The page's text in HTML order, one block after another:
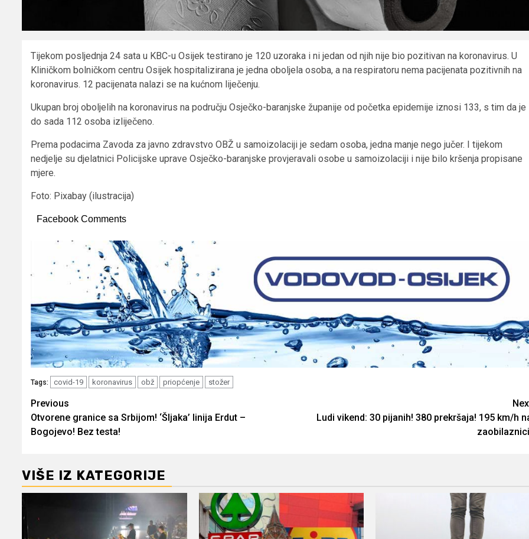
Tijekom posljednja 24 sata u KBC-u Osijek testirano je 120 uzoraka i ni jedan od njih nije bio pozitivan na koronavirus. U
Kliničkom bolničkom centru Osijek hospitalizirana je jedna oboljela osoba, a na respiratoru nema pacijenata pozitivnih na
koronavirus. 12 pacijenata nalazi se na kućnom liječenju.
Ukupan broj oboljelih na koronavirus na području Osječko-baranjske županije od početka epidemije iznosi 133, s tim da je
do sada 112 osoba izliječeno.
Prema podacima Zavoda za javno zdravstvo OBŽ u samoizolaciji je sedam osoba, jedna manje nego jučer. I tijekom
nedjelje su djelatnici Policijske uprave Osječko-baranjske provjeravali osobe u samoizolaciji i nije bilo kršenja propisane
mjere.
Foto: Pixabay (ilustracija)
Facebook Comments
Tags: covid-19 koronavirus obž priopćenje stožer
Post
navigation
Previous
Otvorene granice sa Srbijom! ‘Šljaka’ linija Erdut –
Bogojevo! Bez testa!
Ludi vikend: 30 pijanih! 380 prekršaja! 195 km/h
VIŠE IZ KATEGORIJE